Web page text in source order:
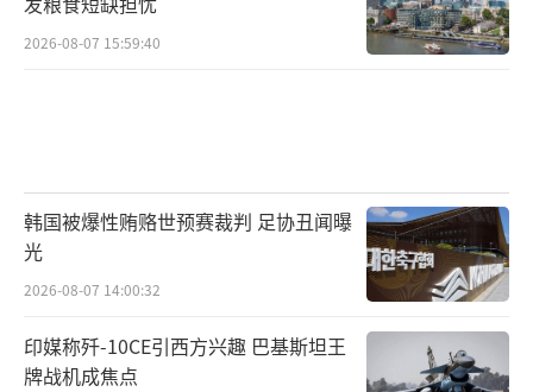
2026-08-07 15:59:40
韩国被爆性贿赂世预赛裁判 足协丑闻曝
光
2026-08-07 14:00:32
印媒称歼-10CE引西方兴趣 巴基斯坦王
牌战机成焦点